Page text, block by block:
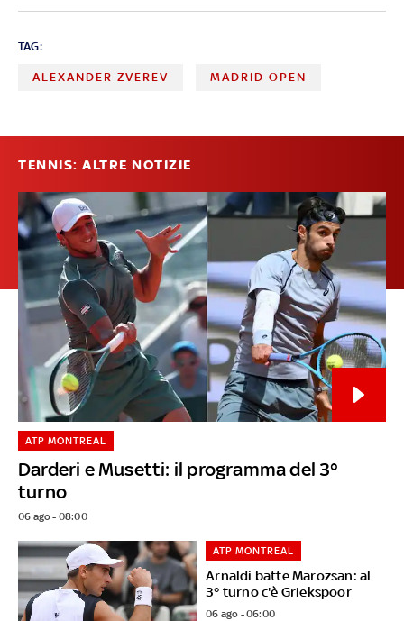
TAG:
ALEXANDER ZVEREV MADRID OPEN
TENNIS: ALTRE NOTIZIE
Darderi e Musetti: il programma del 3°
turno
ATP MONTREAL
06 ago - 08:00
Arnaldi batte Marozsan: al
3° turno c'è Griekspoor
ATP MONTREAL
06 ago - 06:00